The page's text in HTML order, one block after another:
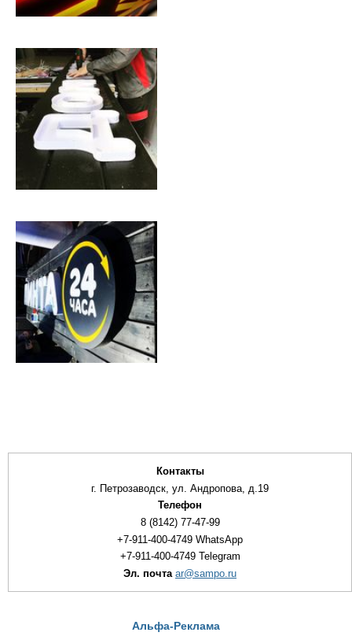
Контакты
г. Петрозаводск, ул. Андропова, д.19
Телефон
8 (8142) 77-47-99
+7-911-400-4749 WhatsApp
+7-911-400-4749 Telegram
Эл. почта ar@sampo.ru
Альфа-Реклама